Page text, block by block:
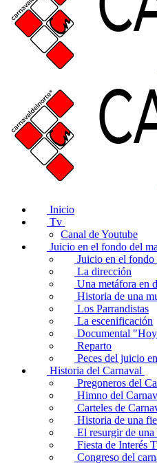
Inicio
Tv
Canal de Youtube
Juicio en el fondo del
Juicio en el fondo
La dirección
Una metáfora en
Historia de una
Los Parrandistas
La escenificación
Documental
Reparto
Peces del juicio
Historia del Carnaval
Pregoneros del
Himno del
Carteles de
Historia de una
El resurgir de
Fiesta de Interés
Congreso del